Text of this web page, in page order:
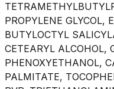
PROPYLENE GLYCOL,
BUTYLOCTYL
CETEARYL ALCOHOL,
PHENOXYETHANOL,
PALMITATE,